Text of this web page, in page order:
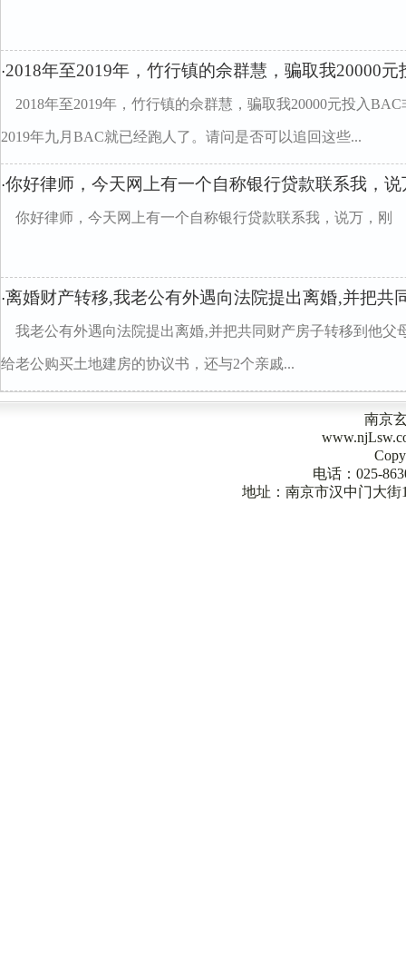
·2018年至2019年，竹行镇的佘群慧，骗取我20000元
2018年至2019年，竹行镇的佘群慧，骗取我20000元投入
2019年九月BAC就已经跑人了。请问是否可以追回这些...
·你好律师，今天网上有一个自称银行贷款联系我，说
你好律师，今天网上有一个自称银行贷款联系我，说万，刚
·离婚财产转移,我老公有外遇向法院提出离婚‚并把共
我老公有外遇向法院提出离婚‚并把共同财产房子转移到他父
给老公购买土地建房的协议书，还与2个亲戚...
南京
电话：025-
地址：南京市汉中门大